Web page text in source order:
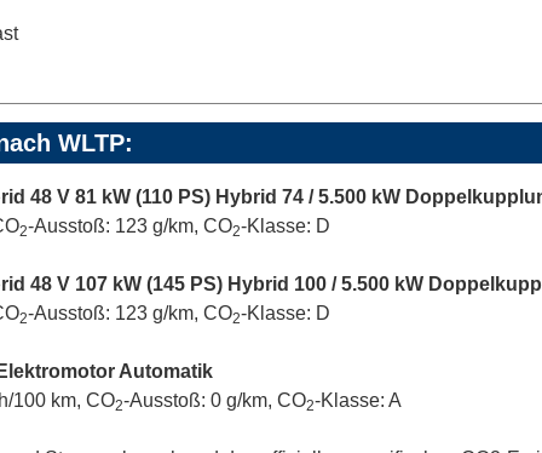
WLTP:
48 V 81 kW (110 PS) Hybrid 74 / 5.500 kW
2-Ausstoß: 123 g/km, CO2-Klasse: D
48 V 107 kW (145 PS) Hybrid 100 / 5.500 kW
2-Ausstoß: 123 g/km, CO2-Klasse: D
Automatik
100 km, CO2-Ausstoß: 0 g/km, CO2-Klasse: A